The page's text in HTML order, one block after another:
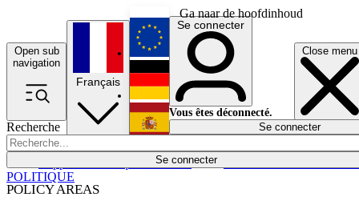
Ga naar de hoofdinhoud
Open sub
navigation
Close menu
Recherche
Se connecter
POLICY AREAS
Économie
Français
English
Deutsch
Español
Se connecter
Vous êtes déconnecté.
Se connecter
POLITIQUE